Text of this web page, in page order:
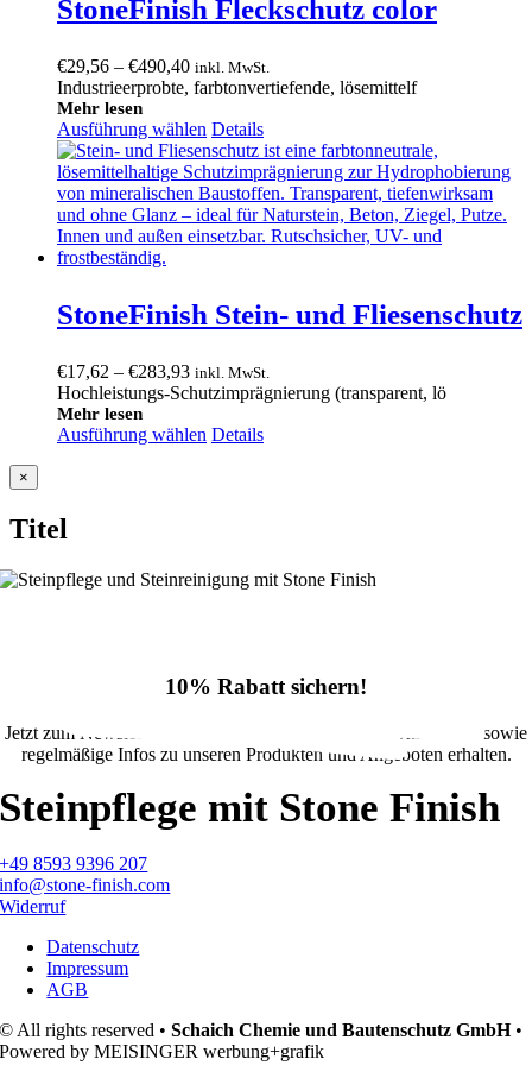
StoneFinish Fleckschutz color
€29,56 – €490,40Preisspanne:
€29,56
€490,40
inkl. MwSt.
Industrieerprobte, farbtonvertiefende, lösemittelf
Mehr lesen
Ausführung wählen Details
StoneFinish Stein- und Fliesenschutz
€17,62 – €283,93Preisspanne:
€17,62
€283,93
inkl. MwSt.
Hochleistungs-Schutzimprägnierung (transparent, lö
Mehr lesen
Ausführung wählen Details
Close
product
view
×
Titel
10% Rabatt sichern!
Jetzt zum Newsletter anmelden und 10% Rabatt im Onlineshop sowie
regelmäßige Infos zu unseren Produkten und Angeboten erhalten.
Steinpflege mit Stone Finish
+49 8593 9396 207
info@stone-finish.com
Widerruf
Datenschutz
Impressum
AGB
© All rights reserved •Schaich Chemie und Bautenschutz GmbH•
Powered by MEISINGER werbung+grafik